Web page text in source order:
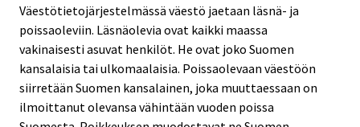
Väestötietojärjestelmässä väestö jaetaan läsnä- ja
poissaoleviin. Läsnäolevia ovat kaikki maassa
vakinaisesti asuvat henkilöt. He ovat joko Suomen
kansalaisia tai ulkomaalaisia. Poissaolevaan väestöön
siirretään Suomen kansalainen, joka muuttaessaan on
ilmoittanut olevansa vähintään vuoden poissa